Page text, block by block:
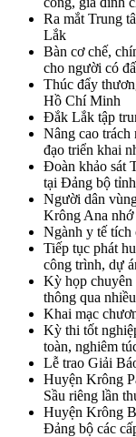
Ra mắt Trung
Lắk
Bàn cơ chế,
cho người có
Thúc đẩy
Hồ Chí Minh
Đắk Lắk tập
Nâng cao
đạo triển khai
Đoàn khảo sát
tại Đảng bộ
Người dân
Krông Ana
Ngành y tế tích
Tiếp tục phát
công trình, dự
Kỳ họp
thông qua
Khai mạc
Kỳ thi tốt
toàn, nghiêm
Lễ trao Giải
Huyện Krông
Sầu riêng lần
Huyện Krông
Đảng bộ các